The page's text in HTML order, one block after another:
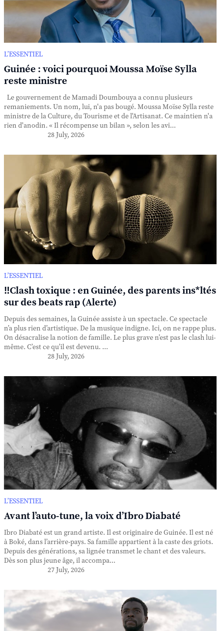
L’ESSENTIEL
Guinée : voici pourquoi Moussa Moïse Sylla
reste ministre
Le gouvernement de Mamadi Doumbouya a connu plusieurs
remaniements. Un nom, lui, n'a pas bougé. Moussa Moïse Sylla reste
ministre de la Culture, du Tourisme et de l'Artisanat. Ce maintien n'a
rien d'anodin. « Il récompense un bilan », selon les avi...
28 July, 2026
L’ESSENTIEL
‼️Clash toxique : en Guinée, des parents ins*ltés
sur des beats rap (Alerte)
Depuis des semaines, la Guinée assiste à un spectacle. Ce spectacle
n’a plus rien d’artistique. De la musique indigne. Ici, on ne rappe plus.
On désacralise la notion de famille. Le plus grave n’est pas le clash lui-
même. C’est ce qu’il est devenu. ...
28 July, 2026
L’ESSENTIEL
Avant l’auto-tune, la voix d’Ibro Diabaté
Ibro Diabaté est un grand artiste. Il est originaire de Guinée. Il est né
à Boké, dans l’arrière-pays. Sa famille appartient à la caste des griots.
Depuis des générations, sa lignée transmet le chant et des valeurs.
Dès son plus jeune âge, il accompa...
27 July, 2026